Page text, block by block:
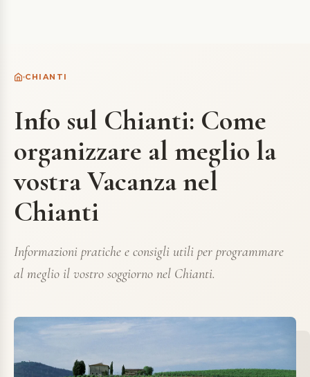
CHIANTI
Info sul Chianti: Come
organizzare al meglio la
vostra Vacanza nel
Chianti
Informazioni pratiche e consigli utili per programmare
al meglio il vostro soggiorno nel Chianti.